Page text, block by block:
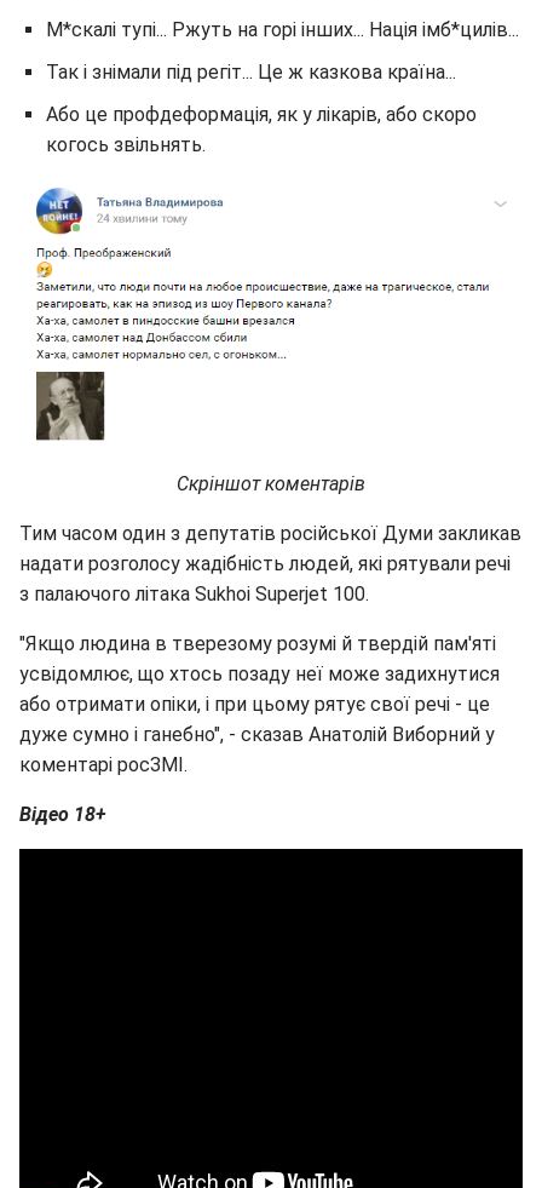
М*скалі тупі... Ржуть на горі інших... Нація імб*цилів...
Так і знімали під регіт... Це ж казкова країна...
Або це профдеформація, як у лікарів, або скоро
когось звільнять.
Скріншот коментарів
Тим часом один з депутатів російської Думи закликав
надати розголосу жадібність людей, які рятували речі
з палаючого літака Sukhoi Superjet 100.
"Якщо людина в тверезому розумі й твердій пам'яті
усвідомлює, що хтось позаду неї може задихнутися
або отримати опіки, і при цьому рятує свої речі - це
дуже сумно і ганебно", - сказав Анатолій Виборний у
коментарі росЗМІ.
Відео 18+